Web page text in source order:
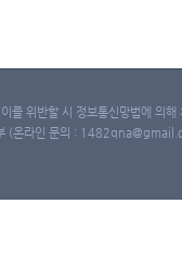
를 위반할 시 정보통신망법에 의
(온라인 문의 :